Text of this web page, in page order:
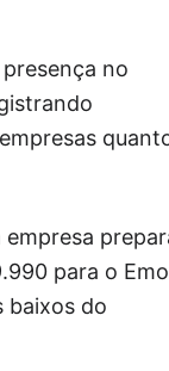
no
para o
baixos do